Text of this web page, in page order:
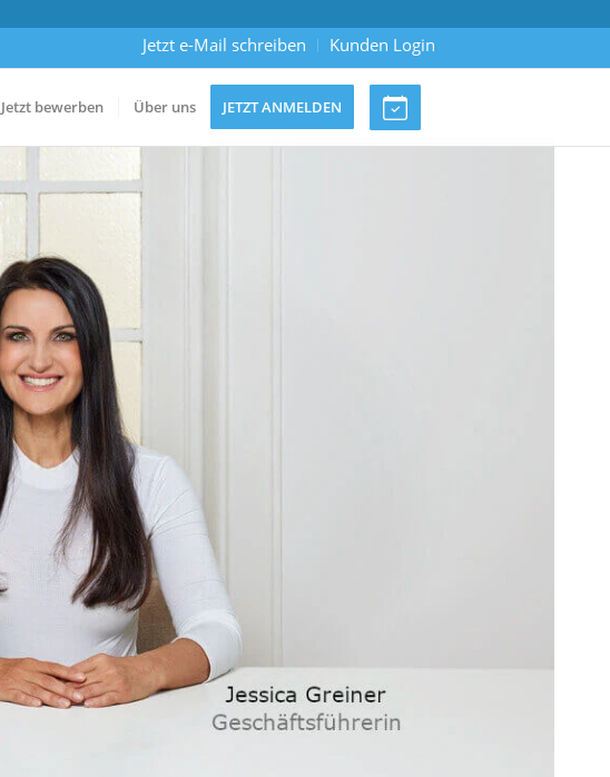
Jetzt e-Mail schreiben Kunden Login
Jetzt bewerben Über uns JETZT ANMELDEN